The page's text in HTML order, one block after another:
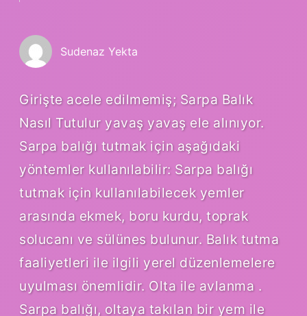
Sudenaz Yekta
Girişte acele edilmemiş; Sarpa Balık
Nasıl Tutulur yavaş yavaş ele alınıyor.
Sarpa balığı tutmak için aşağıdaki
yöntemler kullanılabilir: Sarpa balığı
tutmak için kullanılabilecek yemler
arasında ekmek, boru kurdu, toprak
solucanı ve sülünes bulunur. Balık tutma
faaliyetleri ile ilgili yerel düzenlemelere
uyulması önemlidir. Olta ile avlanma .
Sarpa balığı, oltaya takılan bir yem ile